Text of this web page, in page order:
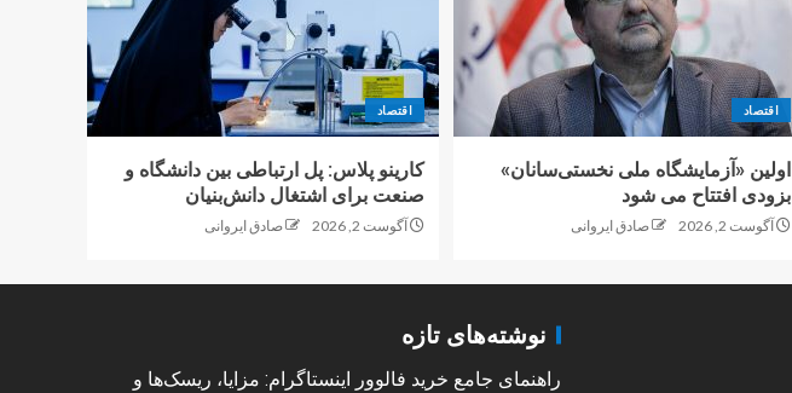
اقتصاد
اولین «آزمایشگاه ملی نخستی‌سانان»
بزودی افتتاح می شود
آگوست 2, 2026 صادق ایروانی
اقتصاد
کارینو پلاس: پل ارتباطی بین دانشگاه و
صنعت برای اشتغال دانش‌بنیان
آگوست 2, 2026 صادق ایروانی
نوشته‌های تازه
راهنمای جامع خرید فالوور اینستاگرام: مزایا، ریسک‌ها و